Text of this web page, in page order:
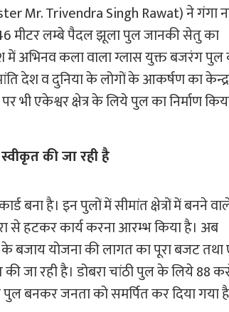
Mr. Trivendra Singh Rawat) ने गंगा
मीटर लम्बे पैदल झूला पुल जानकी सेतु का
में अभिनव कला वाला ग्लास युक्त बजरंग पुल
देश व दुनिया के लोगों के आकर्षण का केन्द्र
भी एकेश्वर क्षेत्र के लिये पुल का निर्माण
की जा रही है
बना है। इन पुलों में सीमांत क्षेत्रों में बनने
से हटकर कार्य करना आरम्भ किया है। अब
बजाय योजना की लागत का पूरा बजट
जा रही है। डोबरा चांठी पुल के लिये 88
बनकर जनता को समर्पित कर दिया गया